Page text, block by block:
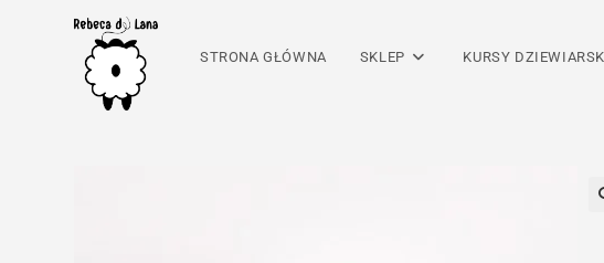
STRONA GŁÓWNA SKLEP KURSY